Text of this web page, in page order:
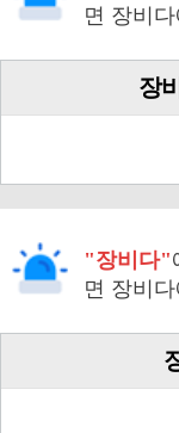
면 장비
장
"장비다"
면 장비